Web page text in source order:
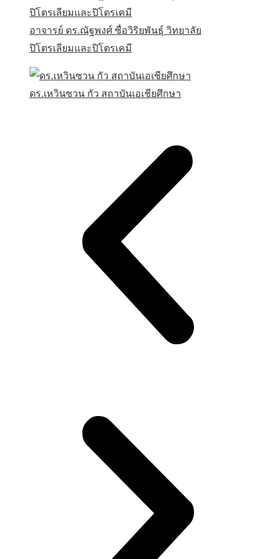
อาจารย์ ดร.ณัฐพงศ์ ซื่อวิริยพันธุ์ วิทยาลัย
ปิโตรเลียมและปิโตรเคมี
ดร.เหวินซวน กัว สถาบันเอเชียศึกษา